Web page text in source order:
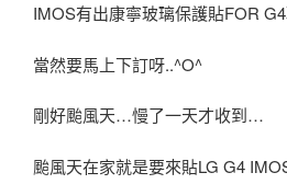
IMOS有出康寧玻璃保護貼FOR
當然要馬上下訂呀..^O^
剛好颱風天…慢了一天才收到…
颱風天在家就是要來貼LG G4